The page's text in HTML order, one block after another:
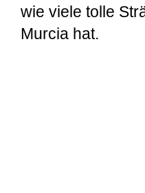
wie viele tolle
Murcia hat.